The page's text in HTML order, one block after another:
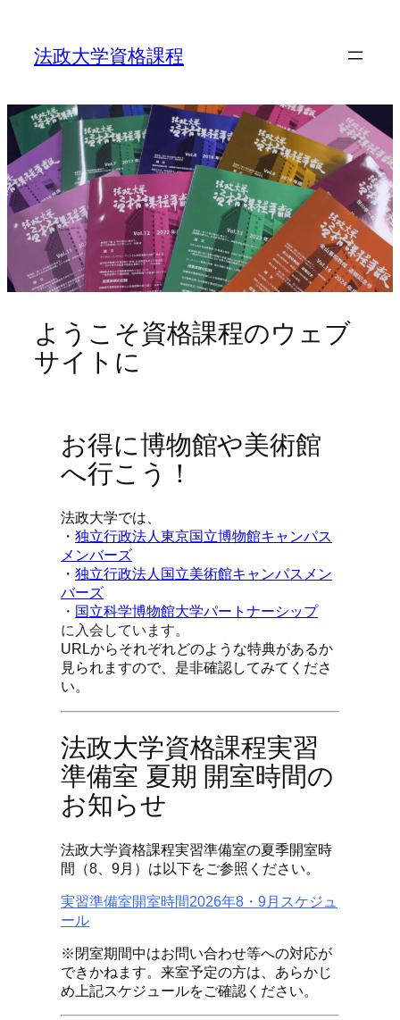
ッ
プ
法政大学資格課程
ようこそ資格課程のウェブ
サイトに
お得に博物館や美術館
へ行こう！
法政大学では、
・ 独立行政法人東京国立博物館キャンパス
メンバーズ
・ 独立行政法人国立美術館キャンパスメン
バーズ
・ 国立科学博物館大学パートナーシップ
に入会しています。
URLからそれぞれどのような特典があるか
見られますので、是非確認してみてくださ
い。
法政大学資格課程実習
準備室 夏期 開室時間の
お知らせ
法政大学資格課程実習準備室の夏季開室時
間（8、9月）は以下をご参照ください。
実習準備室開室時間2026年8・9月スケジュ
ール
※閉室期間中はお問い合わせ等への対応が
できかねます。来室予定の方は、あらかじ
め上記スケジュールをご確認ください。